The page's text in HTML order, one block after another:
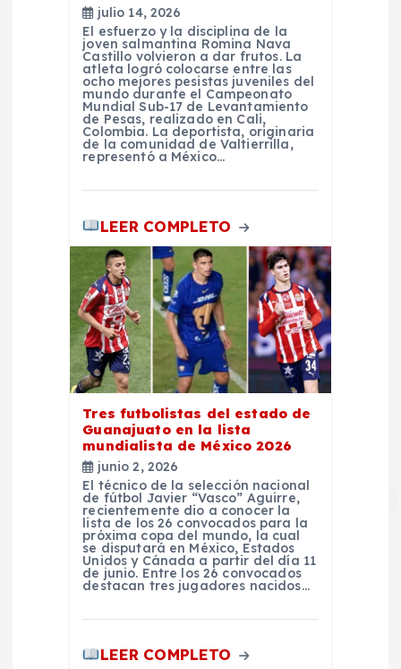
julio 14, 2026
El esfuerzo y la disciplina de la
joven salmantina Romina Nava
Castillo volvieron a dar frutos. La
atleta logró colocarse entre las
ocho mejores pesistas juveniles del
mundo durante el Campeonato
Mundial Sub-17 de Levantamiento
de Pesas, realizado en Cali,
Colombia. La deportista, originaria
de la comunidad de Valtierrilla,
representó a México…
LEER COMPLETO
Tres futbolistas del estado de
Guanajuato en la lista
mundialista de México 2026
junio 2, 2026
El técnico de la selección nacional
de fútbol Javier “Vasco” Aguirre,
recientemente dio a conocer la
lista de los 26 convocados para la
próxima copa del mundo, la cual
se disputará en México, Estados
Unidos y Cánada a partir del día 11
de junio. Entre los 26 convocados
destacan tres jugadores nacidos…
LEER COMPLETO